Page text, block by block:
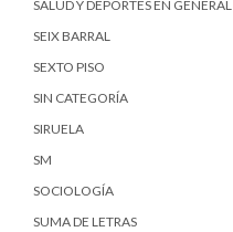
SALUD Y DEPORTES EN GENERAL
SEIX BARRAL
SEXTO PISO
SIN CATEGORÍA
SIRUELA
SM
SOCIOLOGÍA
SUMA DE LETRAS